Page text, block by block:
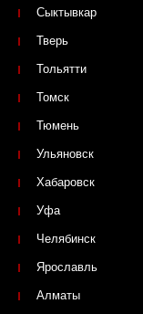
Сыктывкар
Тверь
Тольятти
Томск
Тюмень
Ульяновск
Хабаровск
Уфа
Челябинск
Ярославль
Алматы